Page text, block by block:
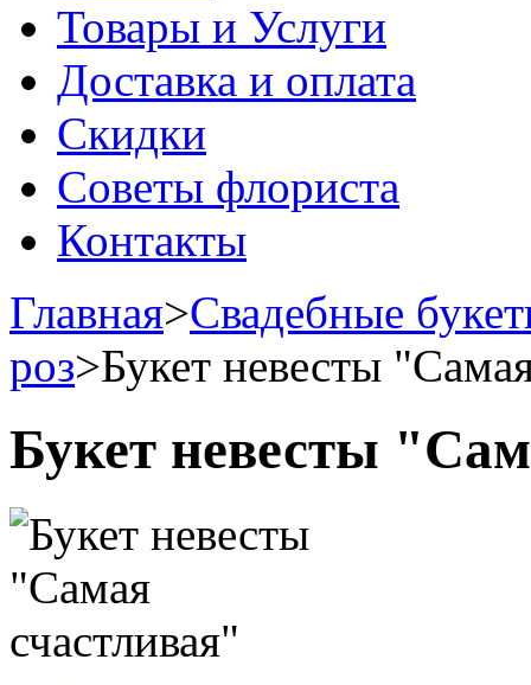
Товары и Услуги
Доставка и оплата
Скидки
Советы флориста
Контакты
Главная>Свадебные
роз>Букет невесты
Букет невесты